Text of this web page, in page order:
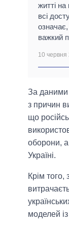
житті на
всі
важкий
10 червня
За даними
з причин
що
оборони, а
Україні.
Крім того,
моделей